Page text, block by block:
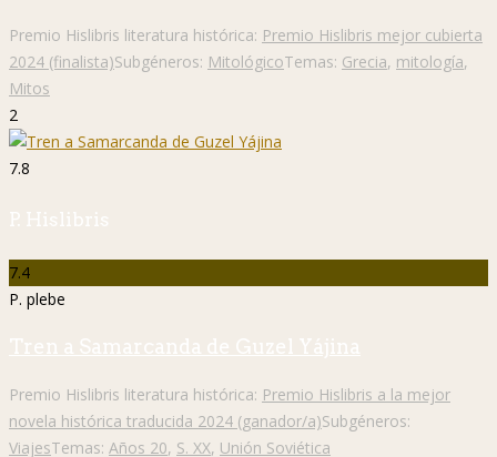
Premio Hislibris literatura histórica: Premio Hislibris mejor cubierta
2024 (finalista)Subgéneros: MitológicoTemas: Grecia, mitología,
Mitos
2
7.8
P. Hislibris
7.4
P. plebe
Tren a Samarcanda de Guzel Yájina
Premio Hislibris literatura histórica: Premio Hislibris a la mejor
novela histórica traducida 2024 (ganador/a)Subgéneros:
ViajesTemas: Años 20, S. XX, Unión Soviética